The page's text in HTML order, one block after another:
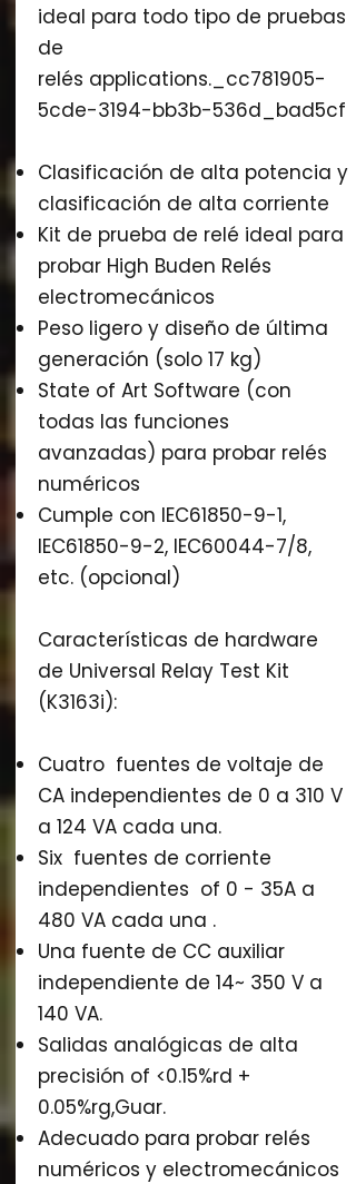
ideal para todo tipo de pruebas
de
relés applications._cc781905-
5cde-3194-bb3b-536d_bad5cf
Clasificación de alta potencia y
clasificación de alta corriente
Kit de prueba de relé ideal para
probar High Buden Relés
electromecánicos
Peso ligero y diseño de última
generación (solo 17 kg)
State of Art Software (con
todas las funciones
avanzadas) para probar relés
numéricos
Cumple con IEC61850-9-1,
IEC61850-9-2, IEC60044-7/8,
etc. (opcional)
Características de hardware
de Universal Relay Test Kit
(K3163i):
Cuatro fuentes de voltaje de
CA independientes de 0 a 310 V
a 124 VA cada una.
Six fuentes de corriente
independientes of 0 - 35A a
480 VA cada una .
Una fuente de CC auxiliar
independiente de 14~ 350 V a
140 VA.
Salidas analógicas de alta
precisión of <0.15%rd +
0.05%rg,Guar.
Adecuado para probar relés
numéricos y electromecánicos